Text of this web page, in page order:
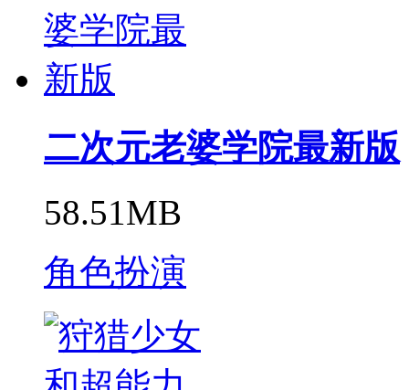
二次元老婆学院最新版
58.51MB
角色扮演